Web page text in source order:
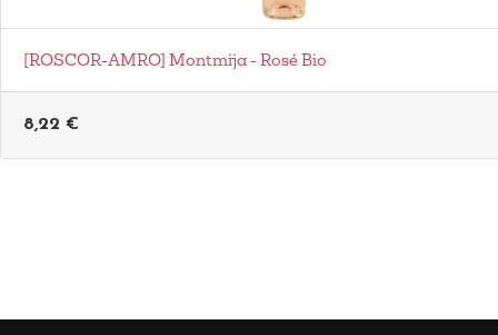
[ROSCOR-AMRO] Montmija - Rosé Bio
8,22 €